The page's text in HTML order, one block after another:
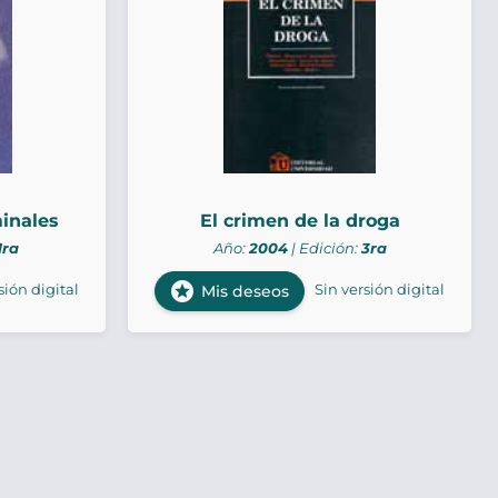
digital
El crimen de la droga
Año:2004| Edición:3ra
stars Mis deseos Sin versión digital